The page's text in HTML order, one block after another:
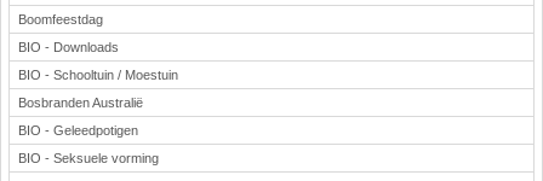
Boomfeestdag
BIO - Downloads
BIO - Schooltuin / Moestuin
Bosbranden Australië
BIO - Geleedpotigen
BIO - Seksuele vorming